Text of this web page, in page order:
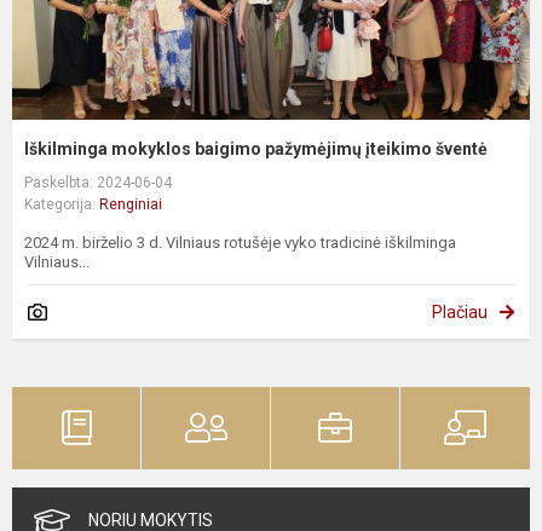
Iškilminga mokyklos baigimo pažymėjimų įteikimo šventė
Paskelbta: 2024-06-04
Kategorija: Renginiai
2024 m. birželio 3 d. Vilniaus rotušėje vyko tradicinė iškilminga
Vilniaus...
Plačiau
NORIU MOKYTIS